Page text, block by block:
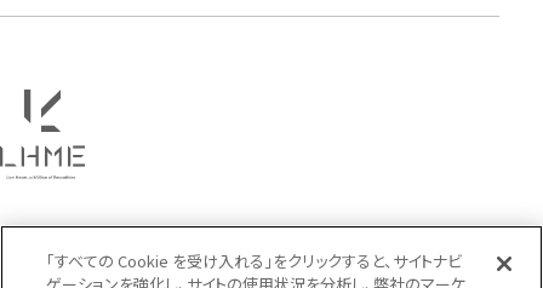
「すべての Cookie を受け入れる」をクリックすると、サイトナビ